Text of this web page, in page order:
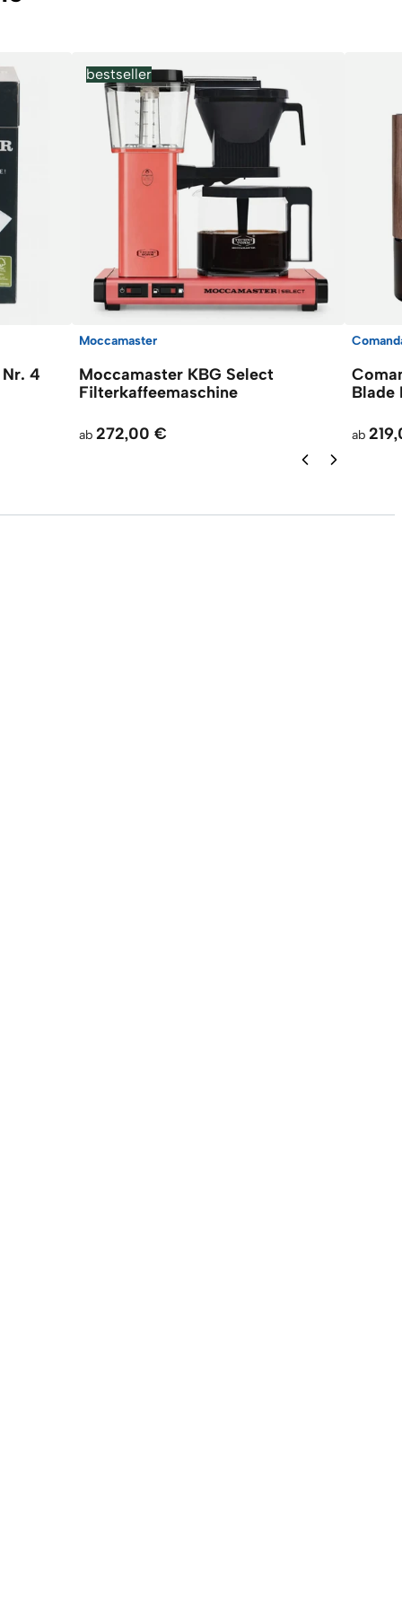
4
bestseller
Moccamaster
Moccamaster KBG Select
Filterkaffeemaschine
ab 272,00 €
Blade
ab